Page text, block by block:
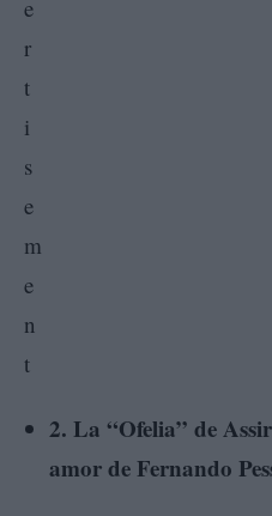
2. La “Ofelia” de
amor de Fernando